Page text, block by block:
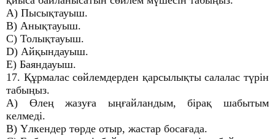
A) Пысықтауыш.
B) Анықтауыш.
C) Толықтауыш.
D) Айқындауыш.
E) Баяндауыш.
17. Құрмалас сөйлемдерден қарсылықты салалас түрін
табыңыз.
A) Өлең жазуға ыңғайландым, бірақ шабытым
келмеді.
B) Үлкендер төрде отыр, жастар босағада.